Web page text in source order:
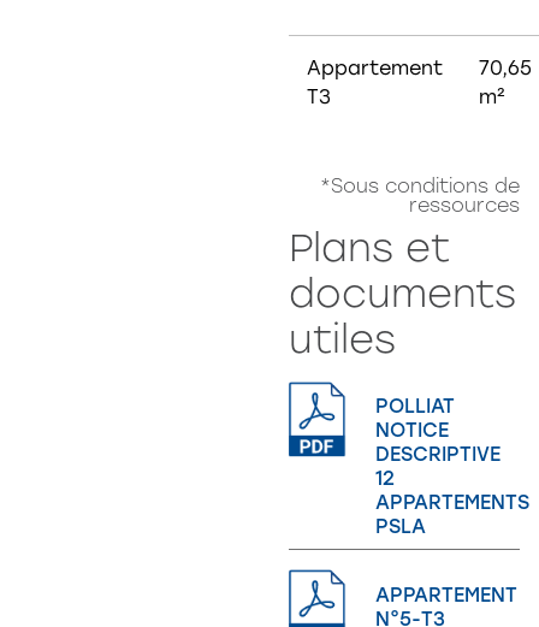
Appartement
T3
70,65
m²
*Sous conditions de
ressources
Plans et
documents
utiles
POLLIAT
NOTICE
DESCRIPTIVE
12
APPARTEMENTS
PSLA
APPARTEMENT
N°5-T3